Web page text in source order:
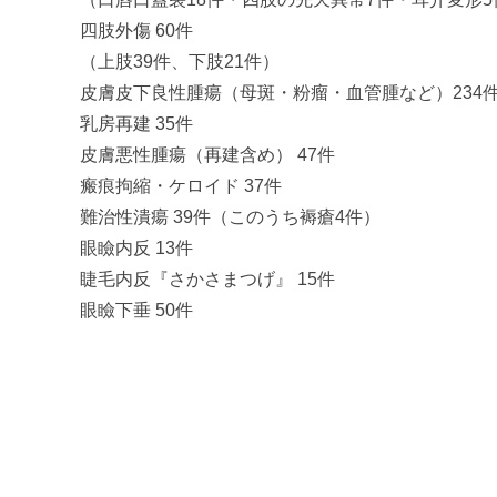
四肢外傷 60件
（上肢39件、下肢21件）
皮膚皮下良性腫瘍（母斑・粉瘤・血管腫など）234
乳房再建 35件
皮膚悪性腫瘍（再建含め） 47件
瘢痕拘縮・ケロイド 37件
難治性潰瘍 39件（このうち褥瘡4件）
眼瞼内反 13件
睫毛内反『さかさまつげ』 15件
眼瞼下垂 50件